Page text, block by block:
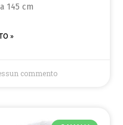
145 cm
»
commento